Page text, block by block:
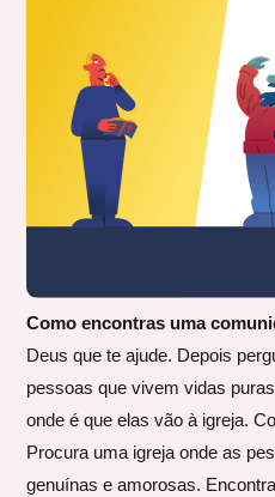
Como encontras uma
Deus que te ajude. Depois
pessoas que vivem vidas
onde é que elas vão à igreja.
Procura uma igreja onde as
genuínas e amorosas.